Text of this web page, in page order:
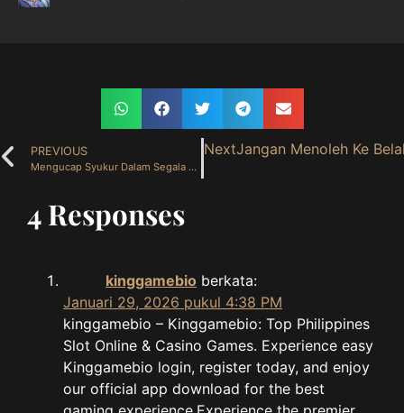
PREVIOUS
Mengucap Syukur Dalam Segala Hal ( 12 November 2025 )
NextJangan Menoleh Ke
4 Responses
kinggamebio berkata:
Januari 29, 2026 pukul 4:38 PM
kinggamebio – Kinggamebio: Top Philippines
Slot Online & Casino Games. Experience easy
Kinggamebio login, register today, and enjoy
our official app download for the best